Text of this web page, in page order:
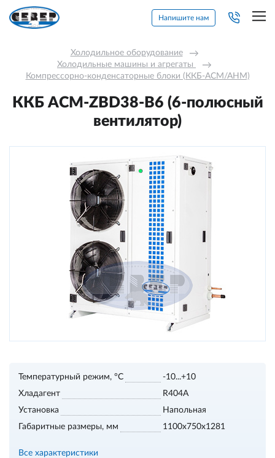
Напишите нам
Холодильное оборудование →
Холодильные машины и агрегаты →
Компрессорно-конденсаторные блоки (ККБ-АСМ/АНМ)
ККБ ACM-ZBD38-В6 (6-полюсный
вентилятор)
Температурный режим, °С
-10...+10
Хладагент
R404A
Установка
Напольная
Габаритные размеры, мм
1100х750х1281
Все характеристики